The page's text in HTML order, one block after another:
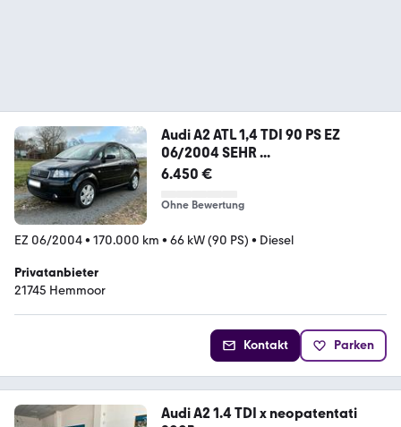
Audi A2 ATL 1,4 TDI 90 PS EZ
06/2004 SEHR ...
6.450 €
Ohne Bewertung
EZ 06/2004• 170.000 km • 66 kW (90 PS) • Diesel
Privatanbieter
21745 Hemmoor
Kontakt Parken
Audi A2 1.4 TDI x neopatentati